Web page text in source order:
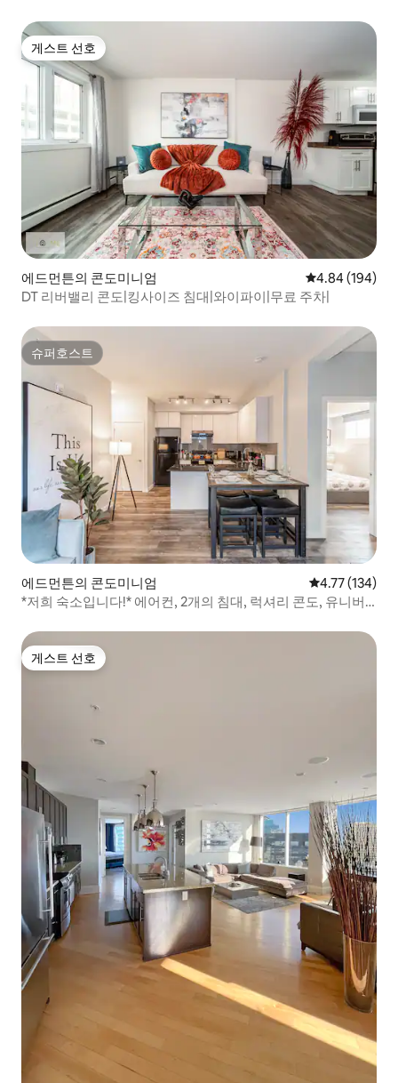
게스트 선호
게스트 선호
에드먼튼의 콘도미니엄 평점 4.84점(5
4.84 (194)
DT 리버밸리 콘도|킹사이즈 침대|와이파이|무료 주차|
슈퍼호스트
슈퍼호스트
에드먼튼의 콘도미니엄 평점 4.77점(5
4.77 (134)
*저희 숙소입니다!* 에어컨, 2개의 침대, 럭셔리 콘도, 유니버
게스트 선호
게스트 선호